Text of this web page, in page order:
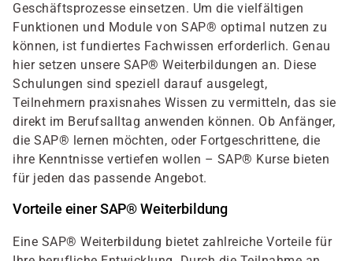
Geschäftsprozesse einsetzen. Um die vielfältigen
Funktionen und Module von SAP® optimal nutzen zu
können, ist fundiertes Fachwissen erforderlich. Genau
hier setzen unsere SAP® Weiterbildungen an. Diese
Schulungen sind speziell darauf ausgelegt,
Teilnehmern praxisnahes Wissen zu vermitteln, das sie
direkt im Berufsalltag anwenden können. Ob Anfänger,
die SAP® lernen möchten, oder Fortgeschrittene, die
ihre Kenntnisse vertiefen wollen – SAP® Kurse bieten
für jeden das passende Angebot.
Vorteile einer SAP® Weiterbildung
Eine SAP® Weiterbildung bietet zahlreiche Vorteile für